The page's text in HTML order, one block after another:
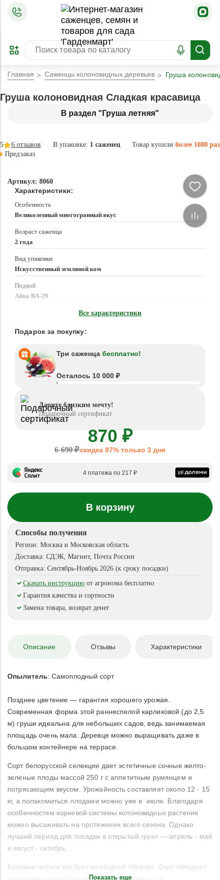
ПРЕДЗАКАЗ
ЗАБРОНИРОВАТЬ
ЛУЧШЕЕ
Главная Саженцы колоновидных деревьев Груша
В раздел "Груша летняя"
Груша колоновидная Сладкая красавица
В упаковке: 1 саженец Товар купили более 1080 раз
5 6 отзывов
Предзаказ
Артикул: 8060
Характеристики:
Особенность
Великолепный многогранный вкус
Возраст саженца
2 года
Вид упаковки
Искусственный земляной ком
Подвой
Айва ВА-29
Все характеристики
Подарок за покупку:
Три саженца бесплатно!
Осталось 10 000 ₽
Дарите близким мечту!
Подарочный сертификат
870 ₽
6 690 ₽скидка 87% только 3 дня
4 платежа по 217 ₽
В корзину
Способы получения
Регион: Москва и Московская область
Доставка: СДЭК, Магнит, Почта России
Отправка: Сентябрь-Ноябрь 2026 (к сроку посадки)
Скачать инструкцию от агронома бесплатно
Гарантия качества и сортности
Замена товара, возврат денег
Описание Отзывы Характеристики
Опылитель: Самоплодный сорт
Позднее цветение — гарантия хорошего урожая.
Современная форма этой раннеспелой карликовой (до 2,5
м) груши идеальна для небольших садов, ведь занимаемая
площадь очень мала. Деревце можно выращивать даже в
большом контейнере на террасе.
Сорт белорусской селекции дает эстетичные сочные желто-
зеленые плоды массой 250 г с аппетитным румянцем и
потрясающим вкусом. Урожайность составляет около 12 - 15
кг, а полакомиться плодами можно уже в июле. Благодаря
особенностям корневой системы колоновидных растение
можно высаживать на протяжении всего сезона. Однако
лучший период для посадки в открытый грунт — апрель - май
и август - октябрь.
Боковые побеги требуют ежегодной обрезки. Сорт обладает
Показать еще